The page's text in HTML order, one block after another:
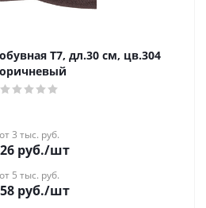
Т7, дл.30 см, цв.304
от 3 тыс. руб.
руб./шт
от 5 тыс. руб.
руб./шт